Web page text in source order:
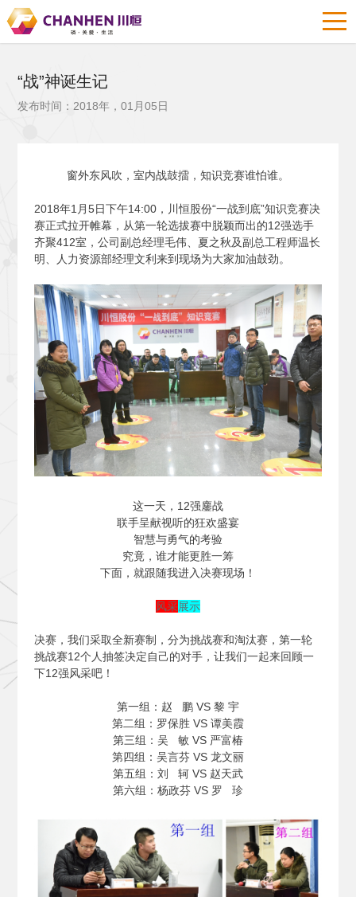
“战”神诞生记
发布时间：2018年，01月05日
窗外东风吹，室内战鼓擂，知识竞赛谁怕谁。
2018年1月5日下午14:00，川恒股份“一战到底”知识竞赛决
赛正式拉开帷幕，从第一轮选拔赛中脱颖而出的12强选手
齐聚412室，公司副总经理毛伟、夏之秋及副总工程师温长
明、人力资源部经理文利来到现场为大家加油鼓劲。
这一天，12强鏖战
联手呈献视听的狂欢盛宴
智慧与勇气的考验
究竟，谁才能更胜一筹
下面，就跟随我进入决赛现场！
风采展示
决赛，我们采取全新赛制，分为挑战赛和淘汰赛，第一轮
挑战赛12个人抽签决定自己的对手，让我们一起来回顾一
下12强风采吧！
第一组：赵 鹏 VS 黎 宇
第二组：罗保胜 VS 谭美霞
第三组：吴 敏 VS 严富椿
第四组：吴言芬 VS 龙文丽
第五组：刘 轲 VS 赵天武
第六组：杨政芬 VS 罗 珍